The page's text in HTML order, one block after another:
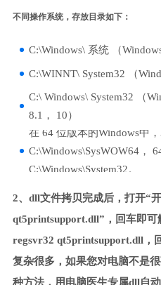
不同操作系统，存放目录如下：
C:\Windows\ 系统 （
C:\WINNT\ System32 （
C:\ Windows\ System32 （
8.1， 10）
在 64 位版本的Windows中
C:\Windows\SysWOW64，
C:\Windows\System32。
2、dll文件拷贝完成后，打开“
qt5printsupport.dll”，回车即可
regsvr32 qt5printsupport.dll，
复杂很多，如果您对电脑不是
种方法，用电脑医生专属dll自